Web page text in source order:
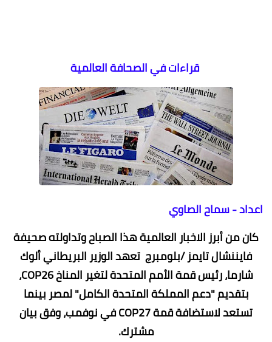
قراءات في الصحافة العالمية
اعداد - سماح الصاوي
كان من أبرز الاخبار العالمية هذا الصباح وتداولته صحيفة
فايننشال تايمز /بلومبرج تعهد الوزير البريطاني ألوك
شارما، رئيس قمة الأمم المتحدة لتغير المناخ COP26،
بتقديم "دعم المملكة المتحدة الكامل" لمصر بينما
تستعد لاستضافة قمة COP27 في نوفمب، وفق بيان
مشترك.